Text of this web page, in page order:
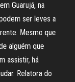
Guarujá, na
ser leves a
Mesmo que
alguém que
assistir, há
Relatora do